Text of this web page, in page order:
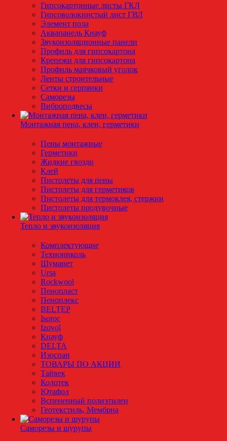
Гипсокартонные листы ГКЛ
Гипсоволокнистый лист ГВЛ
Элемент пола
Аквапанель Кнауф
Звукоизоляционные панели
Профиль для гипсокартона
Крепежи для гипсокартона
Профиль маячковый уголок
Ленты строительные
Сетки и серпянки
Саморезы
Виброподвесы
Монтажная пена, клеи, герметики
Пены монтажные
Герметики
Жидкие гвозди
Клей
Пистолеты для пены
Пистолеты для герметиков
Пистолеты для термоклея, стержни
Пистолеты продувочные
Тепло и звукоизоляция
Комплектующие
Технониколь
Шуманет
Ursa
Rockwool
Пенопласт
Пеноплекс
BELTEP
Isoroc
Izovol
Кнауф
DELTA
Изоспан
ТОВАРЫ ПО АКЦИИ
Тайвек
Колотек
Ютафол
Вспененный полиэтилен
Геотекстиль, Мембрна
Саморезы и шурупы